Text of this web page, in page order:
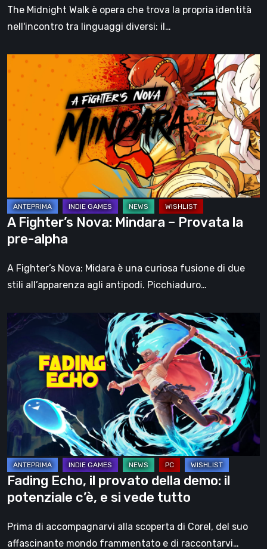
la
sua
grande
forza
The Midnight Walk è opera che trova la propria identità
nell'incontro tra linguaggi diversi: il…
A
Fighter’s
Nova:
Mindara
Provata
alpha
A Fighter’s Nova: Mindara – Provata la
pre-alpha
A Fighter’s Nova: Midara è una curiosa fusione di due
stili all’apparenza agli antipodi. Picchiaduro…
Fading
Echo,
provato
della
demo:
potenziale
c’è,
e
si
vede
tutto
Fading Echo, il provato della demo: il
potenziale c’è, e si vede tutto
Prima di accompagnarvi alla scoperta di Corel, del suo
affascinante mondo frammentato e di raccontarvi…